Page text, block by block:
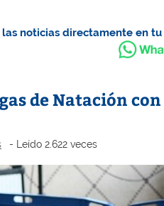
las noticias directamente en
de Natación
- Leído 2.622 veces